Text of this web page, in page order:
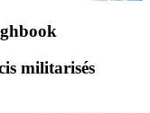
militarisés